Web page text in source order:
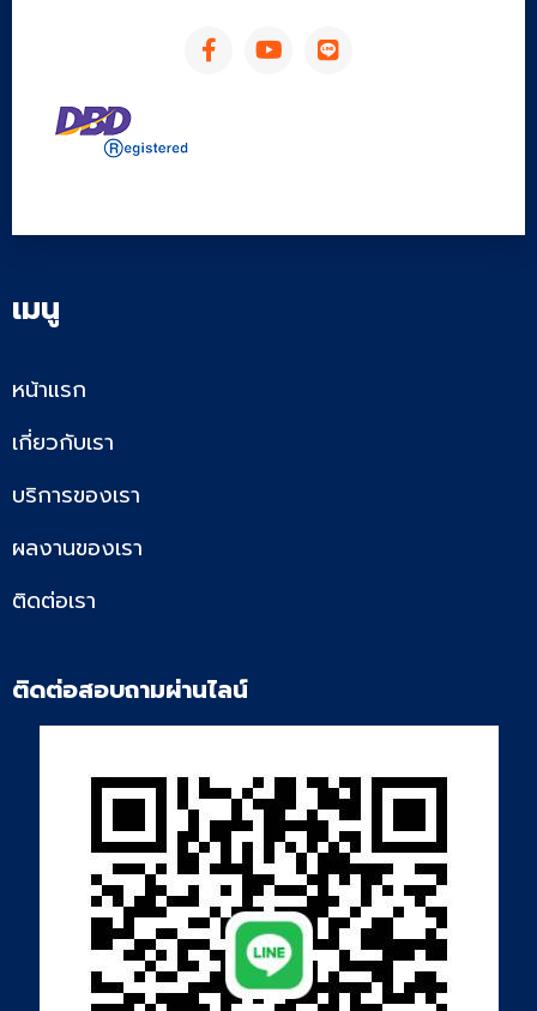
เมนู
หน้าแรก
เกี่ยวกับเรา
บริการของเรา
ผลงานของเรา
ติดต่อเรา
ติดต่อสอบถามผ่านไลน์